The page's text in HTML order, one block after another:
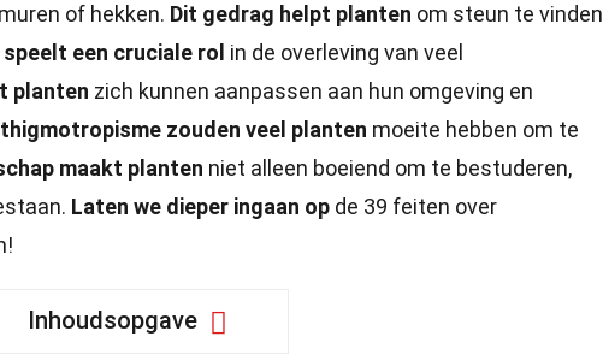
of hekken. Dit gedrag helpt planten om steun te vinden
een cruciale rol in de overleving van veel
planten zich kunnen aanpassen aan hun omgeving en
zouden veel planten moeite hebben om te
maakt planten niet alleen boeiend om te bestuderen,
Laten we dieper ingaan op de 39 feiten over
Inhoudsopgave